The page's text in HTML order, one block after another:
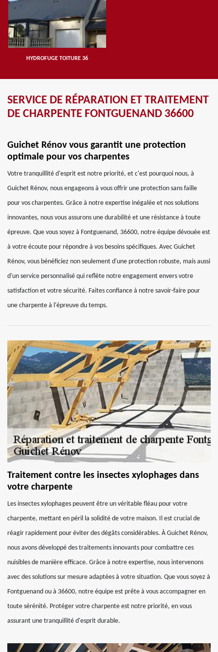
HYDROFUGE TOITURE 36
SERVICE DE RÉPARATION ET TRAITEMENT
DE CHARPENTE FONTGUENAND 36600
Guichet Rénov vous garantit une protection
optimale pour vos charpentes
Votre tranquillité d'esprit est notre priorité, et c'est pourquoi nous, à
Guichet Rénov, nous engageons à vous offrir une protection sans faille
pour vos charpentes. Grâce à notre expertise inégalée et nos solutions
innovantes, nous vous assurons une durabilité et une résistance à toute
épreuve. Que vous soyez à Fontguenand, 36600, notre équipe dévouée est
à votre écoute pour répondre à vos besoins spécifiques. Avec Guichet
Rénov, vous bénéficiez non seulement d'une protection robuste, mais aussi
d'un service personnalisé qui reflète notre engagement envers votre
satisfaction et votre sécurité. Faites confiance à notre savoir-faire pour
une charpente à l'épreuve du temps.
Traitement contre les insectes xylophages dans
votre charpente
Les insectes xylophages peuvent être un véritable fléau pour votre
charpente, mettant en péril la solidité de votre maison. Il est crucial de
réagir rapidement pour éviter des dégâts considérables. À Guichet Rénov,
nous avons développé des traitements innovants pour combattre ces
nuisibles de manière efficace. Grâce à notre expertise, nous intervenons
avec des solutions sur mesure adaptées à votre situation. Que vous soyez à
Fontguenand ou à 36600, notre équipe est prête à vous accompagner en
toute sérénité. Protéger votre charpente est notre priorité, en vous
assurant une tranquillité d'esprit durable.